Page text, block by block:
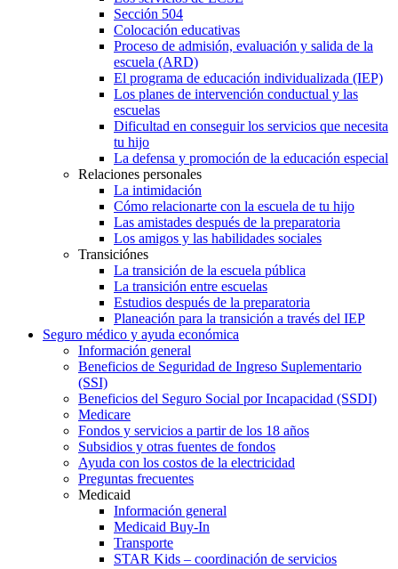
Sección 504
Colocación educativas
Proceso de admisión, evaluación y salida de la
escuela (ARD)
El programa de educación individualizada (IEP)
Los planes de intervención conductual y las
escuelas
Dificultad en conseguir los servicios que necesita
tu hijo
La defensa y promoción de la educación especial
Relaciones personales
La intimidación
Cómo relacionarte con la escuela de tu hijo
Las amistades después de la preparatoria
Los amigos y las habilidades sociales
Transiciónes
La transición de la escuela pública
La transición entre escuelas
Estudios después de la preparatoria
Planeación para la transición a través del IEP
Seguro médico y ayuda económica
Información general
Beneficios de Seguridad de Ingreso Suplementario
(SSI)
Beneficios del Seguro Social por Incapacidad (SSDI)
Medicare
Fondos y servicios a partir de los 18 años
Subsidios y otras fuentes de fondos
Ayuda con los costos de la electricidad
Preguntas frecuentes
Medicaid
Información general
Medicaid Buy-In
Transporte
STAR Kids – coordinación de servicios